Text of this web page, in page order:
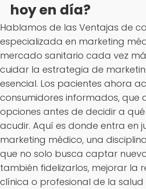
hoy en día?
Hablamos de las Ventajas de
especializada en marketing
mercado sanitario cada vez
cuidar la estrategia de
esencial. Los pacientes ahora
consumidores informados, que
opciones antes de decidir a
acudir. Aquí es donde entra en
marketing médico, una
que no solo busca captar
también fidelizarlos, mejorar la
clínica o profesional de la